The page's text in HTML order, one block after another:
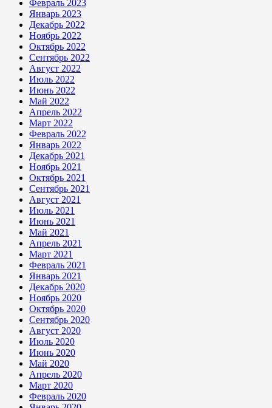
Февраль 2023
Январь 2023
Декабрь 2022
Ноябрь 2022
Октябрь 2022
Сентябрь 2022
Август 2022
Июль 2022
Июнь 2022
Май 2022
Апрель 2022
Март 2022
Февраль 2022
Январь 2022
Декабрь 2021
Ноябрь 2021
Октябрь 2021
Сентябрь 2021
Август 2021
Июль 2021
Июнь 2021
Май 2021
Апрель 2021
Март 2021
Февраль 2021
Январь 2021
Декабрь 2020
Ноябрь 2020
Октябрь 2020
Сентябрь 2020
Август 2020
Июль 2020
Июнь 2020
Май 2020
Апрель 2020
Март 2020
Февраль 2020